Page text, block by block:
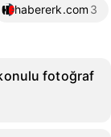
habererk.com 3
fotoğraf